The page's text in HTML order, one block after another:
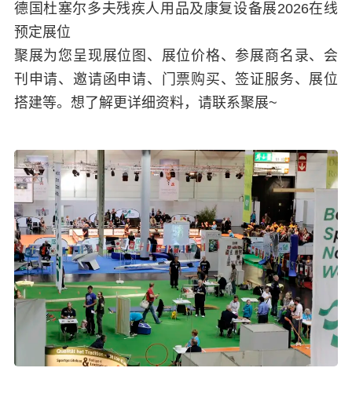
德国杜塞尔多夫残疾人用品及康复设备展2026在线
预定展位
聚展为您呈现展位图、展位价格、参展商名录、会
刊申请、邀请函申请、门票购买、签证服务、展位
搭建等。想了解更详细资料，请联系聚展~